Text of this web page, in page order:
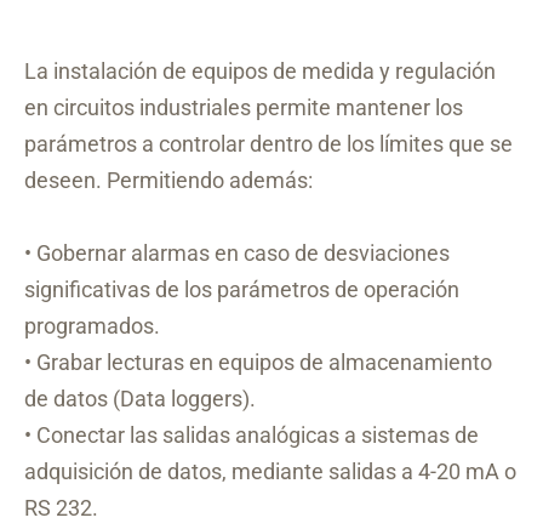
La instalación de equipos de medida y regulación
en circuitos industriales permite mantener los
parámetros a controlar dentro de los límites que se
deseen. Permitiendo además:
• Gobernar alarmas en caso de desviaciones
significativas de los parámetros de operación
programados.
• Grabar lecturas en equipos de almacenamiento
de datos (Data loggers).
• Conectar las salidas analógicas a sistemas de
adquisición de datos, mediante salidas a 4-20 mA o
RS 232.